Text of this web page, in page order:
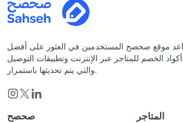
موقع صحصح المستخدمين في العثور على أفضل
أكواد الخصم للمتاجر عبر الإنترنت وتطبيقات التوصيل
والتي يتم تحديثها باستمرار.
صحصح المتاجر